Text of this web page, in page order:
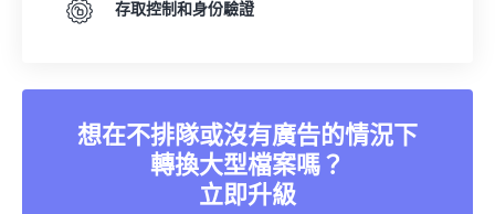
存取控制和身份驗證
想在不排隊或沒有廣告的情況下
轉換大型檔案嗎？
立即升級